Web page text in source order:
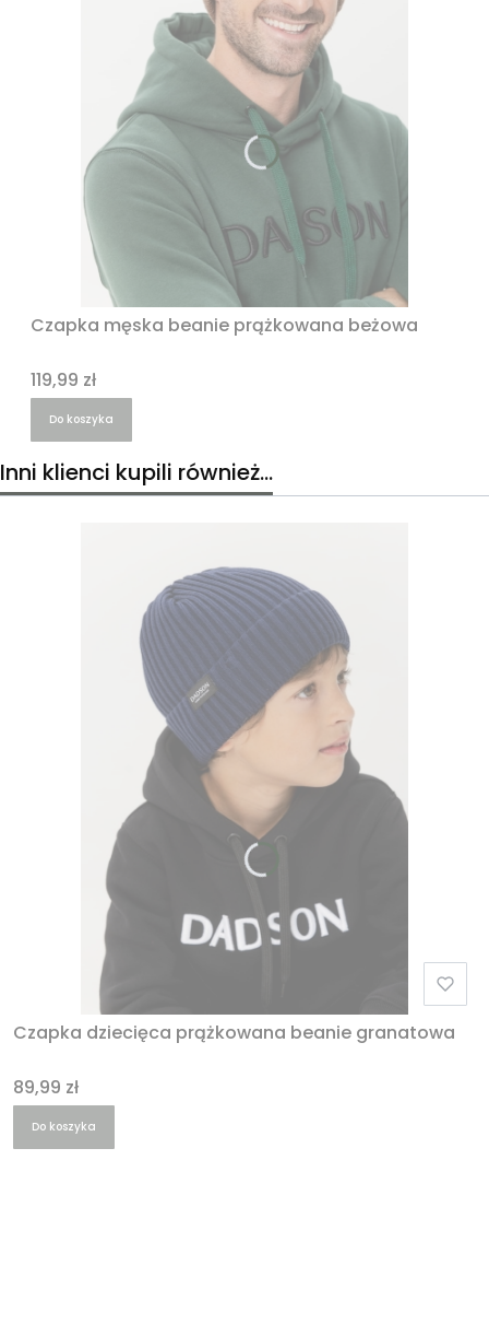
Czapka męska beanie prążkowana beżowa
Cena
119,99 zł
Do koszyka
Inni klienci kupili również...
Czapka dziecięca prążkowana beanie granatowa
Cena
89,99 zł
Do koszyka